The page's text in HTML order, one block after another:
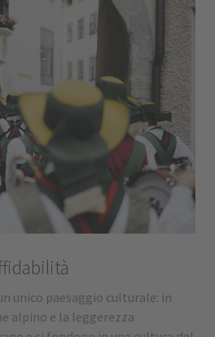
unico paesaggio culturale: in
alpino e la leggerezza